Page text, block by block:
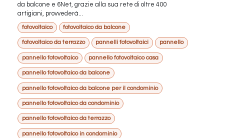
da balcone e 6Net, grazie alla sua rete di oltre 400
artigiani, provvederà...
fotovoltaico fotovoltaico da balcone
fotovoltaico da terrazzo pannelli fotovoltaici pannello
pannello fotovoltaico pannello fotovoltaico casa
pannello fotovoltaico da balcone
pannello fotovoltaico da balcone per il condominio
pannello fotovoltaico da condominio
pannello fotovoltaico da terrazzo
pannello fotovoltaico in condominio